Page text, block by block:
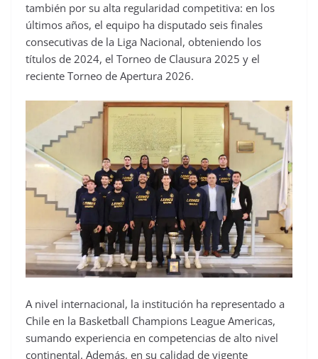
también por su alta regularidad competitiva: en los
últimos años, el equipo ha disputado seis finales
consecutivas de la Liga Nacional, obteniendo los
títulos de 2024, el Torneo de Clausura 2025 y el
reciente Torneo de Apertura 2026.
A nivel internacional, la institución ha representado a
Chile en la Basketball Champions League Americas,
sumando experiencia en competencias de alto nivel
continental. Además, en su calidad de vigente